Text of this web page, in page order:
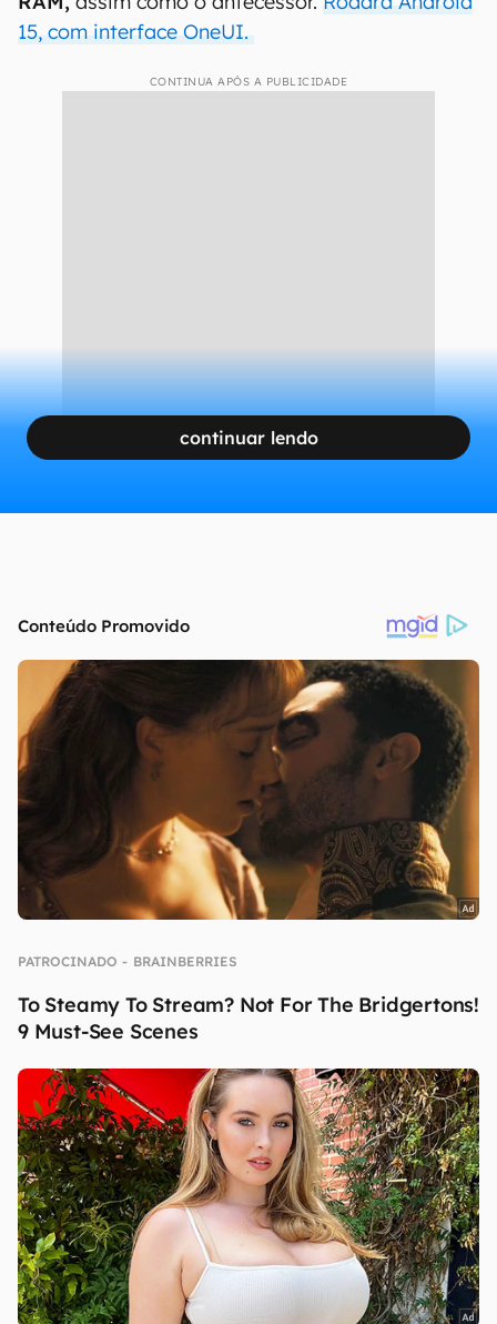
15, com interface OneUI.
CONTINUA APÓS A PUBLICIDADE
continuar lendo